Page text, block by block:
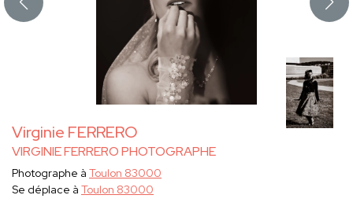
Virginie FERRERO
VIRGINIE FERRERO PHOTOGRAPHE
Photographe à Toulon 83000
Se déplace à Toulon 83000